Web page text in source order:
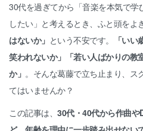
30代を過ぎてから「音楽を本気で
したい」と考えるとき、ふと頭をよ
はないか」 という不安です。
「い
笑われないか」「若い人ばかりの教
か」 。そんな葛藤で立ち止まり、ス
てはいませんか？
この記事は、 30代・40代から作曲